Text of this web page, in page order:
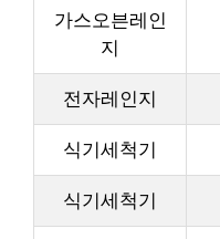
가스오븐레인
지
전자레인지
식기세척기
식기세척기